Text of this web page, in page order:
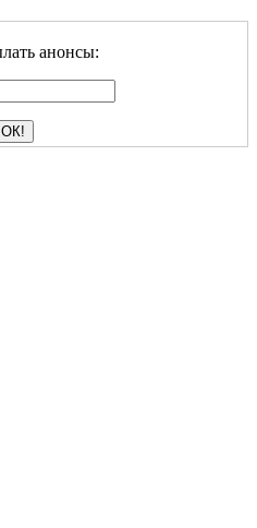
анонсы: